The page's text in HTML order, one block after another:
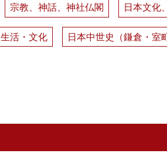
宗教、神話、神社仏閣 日本文化
生活・文化 日本中世史（鎌倉・室